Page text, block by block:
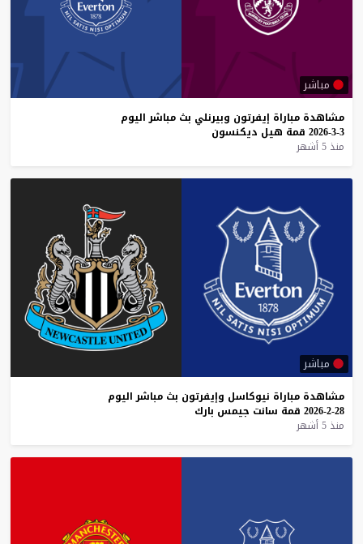
مباشر
مشاهدة مباراة إيفرتون وبيرنلي بث مباشر اليوم
3-3-2026
قمة هيل ديكنسون
منذ 5 أشهر
مباشر
مشاهدة مباراة نيوكاسل وإيفرتون بث مباشر اليوم
28-2-2026
قمة سانت جيمس بارك
منذ 5 أشهر